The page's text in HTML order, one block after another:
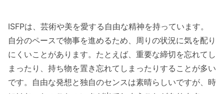
ISFPは、芸術や美を愛する自由な精神を持っています。
自分のペースで物事を進めるため、周りの状況に気を配り
にくいことがあります。たとえば、重要な締切を忘れてし
まったり、持ち物を置き忘れてしまったりすることが多い
です。自由な発想と独自のセンスは素晴らしいですが、時